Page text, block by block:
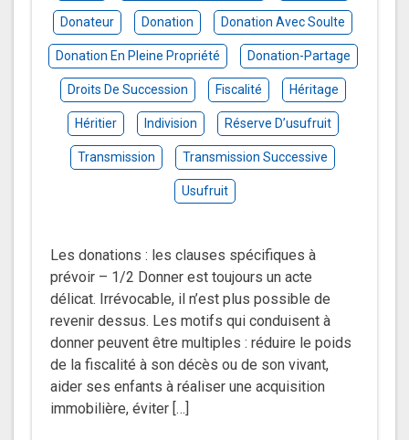
Donateur Donation Donation Avec Soulte
Donation En Pleine Propriété Donation-Partage
Droits De Succession Fiscalité Héritage
Héritier Indivision Réserve D’usufruit
Transmission Transmission Successive
Usufruit
Les donations : les clauses spécifiques à
prévoir – 1/2 Donner est toujours un acte
délicat. Irrévocable, il n’est plus possible de
revenir dessus. Les motifs qui conduisent à
donner peuvent être multiples : réduire le poids
de la fiscalité à son décès ou de son vivant,
aider ses enfants à réaliser une acquisition
immobilière, éviter […]